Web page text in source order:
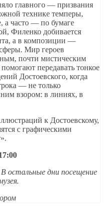
главного — призвания
технике темперы,
а часто — по бумаге
Филенко добивается
а в композиции —
Мир героев
почти мистическим
передавать тонкое
Достоевского, когда
— не только
взором: в линиях, в
к Достоевскому,
с графическими
остальные дни посещение